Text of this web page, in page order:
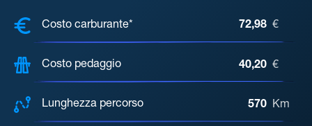
COSTI, DISTANZA, TEMPO DI
Costo carburante* 72,98 €
Costo pedaggio 40,20 €
Lunghezza percorso 570 Km